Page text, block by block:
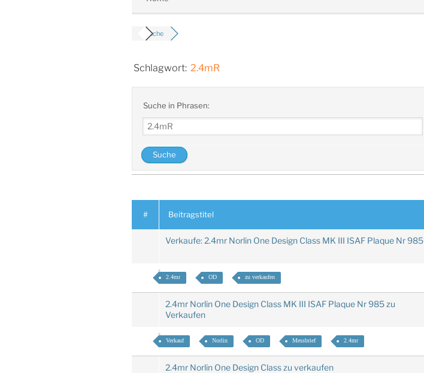
Suche
Schlagwort: 2.4mR
Suche in Phrasen:
# Beitragstitel
Verkaufe: 2.4mr Norlin One Design Class MK III ISAF Plaque Nr 985
2.4mr OD zu verkaufen
2.4mr Norlin One Design Class MK III ISAF Plaque Nr 985 zu
Verkaufen
Verkauf Norlin OD Messbrief 2.4mr
2.4mr Norlin One Design Class zu verkaufen